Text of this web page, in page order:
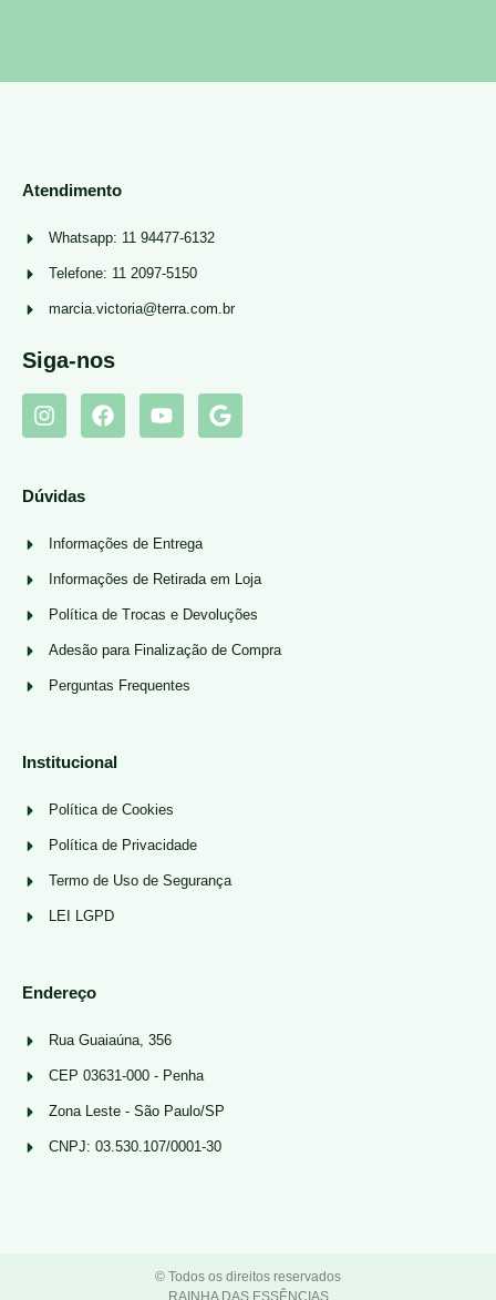
Atendimento
Whatsapp: 11 94477-6132
Telefone: 11 2097-5150
marcia.victoria@terra.com.br
Siga-nos
Dúvidas
Informações de Entrega
Informações de Retirada em Loja
Política de Trocas e Devoluções
Adesão para Finalização de Compra
Perguntas Frequentes
Institucional
Política de Cookies
Política de Privacidade
Termo de Uso de Segurança
LEI LGPD
Endereço
Rua Guaiaúna, 356
CEP 03631-000 - Penha
Zona Leste - São Paulo/SP
CNPJ: 03.530.107/0001-30
© Todos os direitos reservados